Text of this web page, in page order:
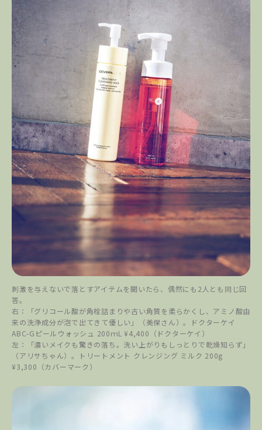
刺激を与えないで落とすアイテムを聞いたら、偶然にも2人とも同じ回
答。
右：「グリコール酸が角栓詰まりや古い角質を柔らかくし、アミノ酸由
来の洗浄成分が泡で出てきて優しい」（美保さん）。ドクターケイ
ABC-Gピールウォッシュ 200ｍL ¥4,400（ドクターケイ）
左：「濃いメイクも驚きの落ち。洗い上がりもしっとりで乾燥知らず」
（アリサちゃん）。トリートメント クレンジング ミルク 200g
¥3,300（カバーマーク）